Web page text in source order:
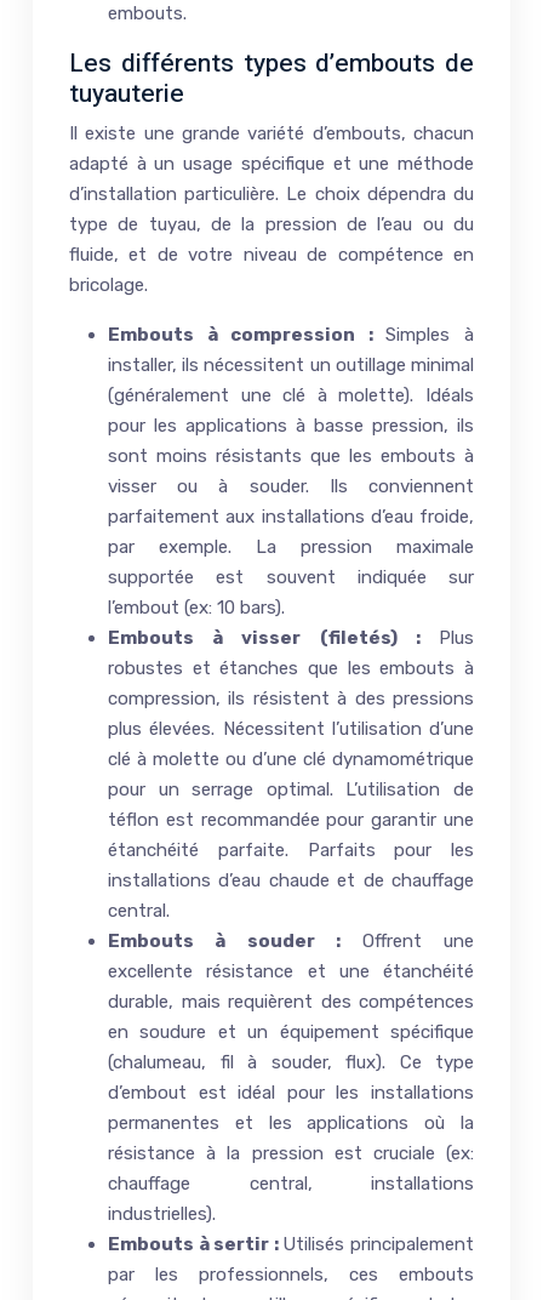
embouts.
Les différents types d’embouts de
tuyauterie
Il existe une grande variété d’embouts, chacun
adapté à un usage spécifique et une méthode
d’installation particulière. Le choix dépendra du
type de tuyau, de la pression de l’eau ou du
fluide, et de votre niveau de compétence en
bricolage.
Embouts à compression :Simples à
installer, ils nécessitent un outillage minimal
(généralement une clé à molette). Idéals
pour les applications à basse pression, ils
sont moins résistants que les embouts à
visser ou à souder. Ils conviennent
parfaitement aux installations d’eau froide,
par exemple. La pression maximale
supportée est souvent indiquée sur
l’embout (ex: 10 bars).
Embouts à visser (filetés) : Plus
robustes et étanches que les embouts à
compression, ils résistent à des pressions
plus élevées. Nécessitent l’utilisation d’une
clé à molette ou d’une clé dynamométrique
pour un serrage optimal. L’utilisation de
téflon est recommandée pour garantir une
étanchéité parfaite. Parfaits pour les
installations d’eau chaude et de chauffage
central.
Embouts à souder : Offrent une
excellente résistance et une étanchéité
durable, mais requièrent des compétences
en soudure et un équipement spécifique
(chalumeau, fil à souder, flux). Ce type
d’embout est idéal pour les installations
permanentes et les applications où la
résistance à la pression est cruciale (ex:
chauffage central, installations
industrielles).
Embouts à sertir : Utilisés principalement
par les professionnels, ces embouts